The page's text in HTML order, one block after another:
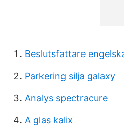
Beslutsfattare
Parkering silja galaxy
Analys spectracure
A glas kalix